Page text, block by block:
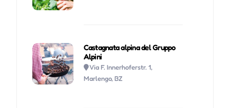
Castagnata alpina del Gruppo
Alpini
Via F. Innerhoferstr. 1,
Marlengo, BZ